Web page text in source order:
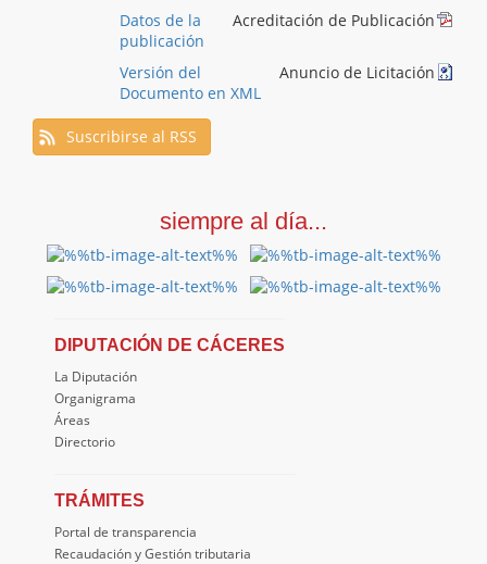
Acreditación de Publicación
Datos de la
publicación
Anuncio de Licitación
Versión del
Documento en XML
Suscribirse al RSS
siempre al día...
DIPUTACIÓN DE CÁCERES
La Diputación
Organigrama
Áreas
Directorio
TRÁMITES
Portal de transparencia
Recaudación y Gestión tributaria